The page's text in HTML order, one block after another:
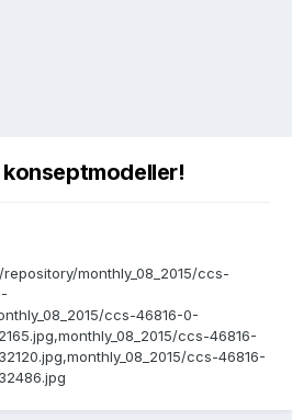
monthly_08_2015/ccs-
ccs-46816-0-
ccs-46816-
ccs-46816-